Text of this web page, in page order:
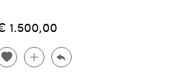
1.500,00